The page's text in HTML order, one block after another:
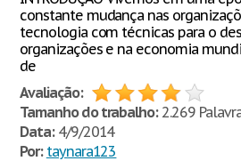
constante mudança nas
tecnologia com técnicas para o
organizações e na economia
de
Avaliação:
Tamanho do trabalho:2.269
Data:4/9/2014
Por: taynara123